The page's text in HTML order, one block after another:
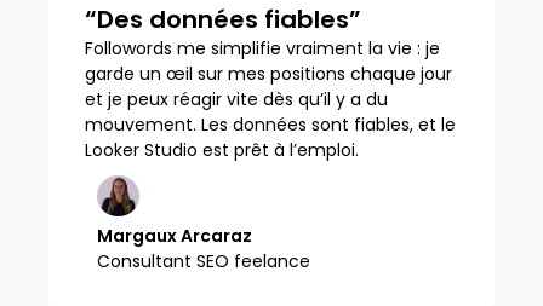
“Des données fiables”
Followords me simplifie vraiment la vie : je
garde un œil sur mes positions chaque jour
et je peux réagir vite dès qu’il y a du
mouvement. Les données sont fiables, et le
Looker Studio est prêt à l’emploi.
Margaux Arcaraz
Consultant SEO feelance